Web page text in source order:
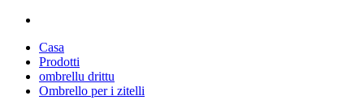
Casa
Prodotti
ombrellu drittu
Ombrello per i zitelli